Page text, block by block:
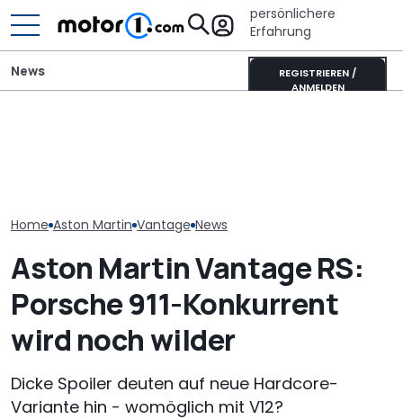
persönlichere
Erfahrung
REGISTRIEREN /
ANMELDEN
News
Home Aston Martin Vantage News
Aston Martin Vantage RS:
Porsche 911-Konkurrent
wird noch wilder
Dicke Spoiler deuten auf neue Hardcore-
Variante hin - womöglich mit V12?